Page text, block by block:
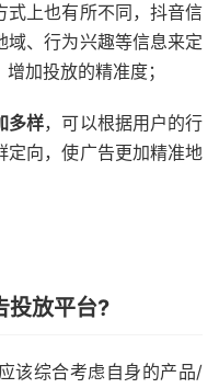
式上也有所不同，抖音信
域、行为兴趣等信息来定
加投放的精准度；
多样，可以根据用户的行
定向，使广告更加精准地
投放平台?
该综合考虑自身的产品/